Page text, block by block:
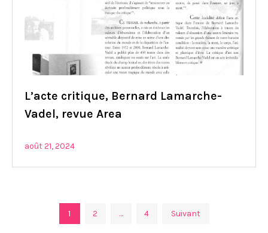
L’acte critique, Bernard Lamarche-
Vadel, revue Area
août 21, 2024
Navigation
1 2 … 4 Suivant